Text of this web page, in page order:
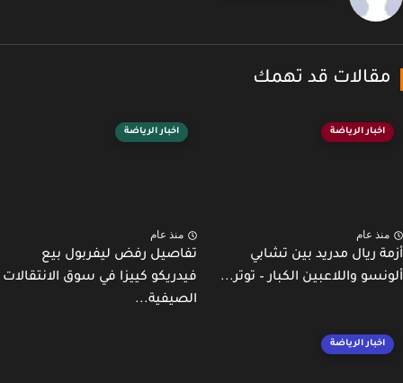
قد تهمك
اخبار الرياضة
عام
ريال مدريد بين تشابي
واللاعبين الكبار – توتر...
اخبار الرياضة
منذ عام
تفاصيل رفض ليفربول بيع
فيدريكو كييزا في سوق الانتقالات
الصيفية...
اخبار الرياضة